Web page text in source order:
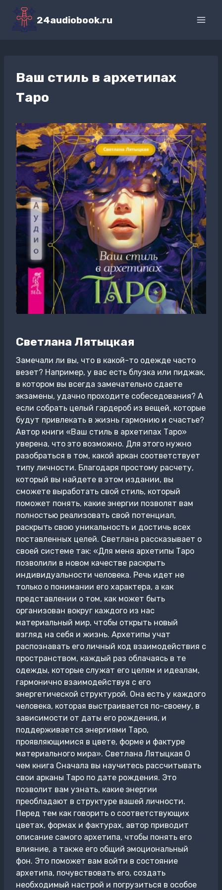
Перейти
содержимому
24audiobook.ru
Ваш стиль в архетипах
Таро
Светлана Лятыцкая
Замечали ли вы, что в какой-то одежде часто
везет? Например, у вас есть блузка или пиджак,
в котором вы всегда замечательно сдаете
экзамены, удачно проходите собеседования? А
если собрать целый гардероб из вещей, которые
будут привлекать в жизнь гармонию и счастье?
Автор книги «Ваш стиль в архетипах Таро»
уверена, что это возможно. Для этого нужно
разобраться в том, какой аркан соответствует
типу личности. Благодаря простому расчету,
который вы найдете в этом издании, вы
сможете выработать свой стиль, который
поможет понять, какие энергии позволят вам
полностью реализовать свой потенциал,
раскрыть свою уникальность и достичь всех
поставленных целей. Светлана рассказывает о
своей системе так: «Для меня архетипы Таро
позволили в новом качестве раскрыть
индивидуальности человека. Речь идет не
только о понимании его характера, а как
представлении о том, как может быть
организован вокруг каждого из нас
материальный мир, чтобы открыть новый
взгляд на себя и жизнь. Архетипы учат
распознавать его личный код взаимодействия с
пространством, каждый раз облачаясь в те
одежды, которые служат его целям и идеалам,
гармонично взаимодействуя с его
энергетической структурой. Она есть у каждого
человека, которая выстраивается по-своему, в
зависимости от даты его рождения, и
поддерживается энергиями Таро,
проявляющимися в цвете, форме и фактуре
материального мира». Светлана Лятыцкая О
чем книга Сначала вы научитесь рассчитывать
свои арканы Таро по дате рождения. Это
позволит вам узнать, какие энергии
преобладают в структуре вашей личности.
Перед тем как говорить о соответствующих
цветах, формах и фактурах, автор приводит
описание самого архетипа, чтобы понять его
влияние, а также его общий эмоциональный
фон. Это поможет вам войти в состояние
архетипа, почувствовать его, создать
необходимый настрой и погрузиться в особое